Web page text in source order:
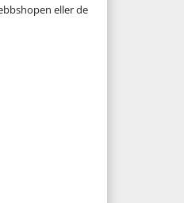
eller de